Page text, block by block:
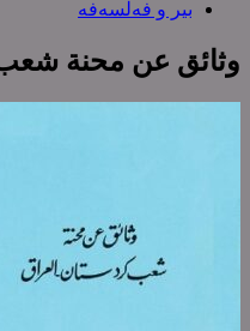
بیر و فەلسەفە
وثائق عن محنة